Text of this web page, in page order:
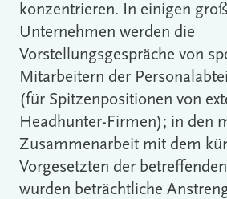
konzentrieren. In einigen
Unternehmen werden die
Vorstellungsgespräche von
Mitarbeitern der
(für Spitzenpositionen von
Headhunter-Firmen); in den
Zusammenarbeit mit dem
Vorgesetzten der
wurden beträchtliche